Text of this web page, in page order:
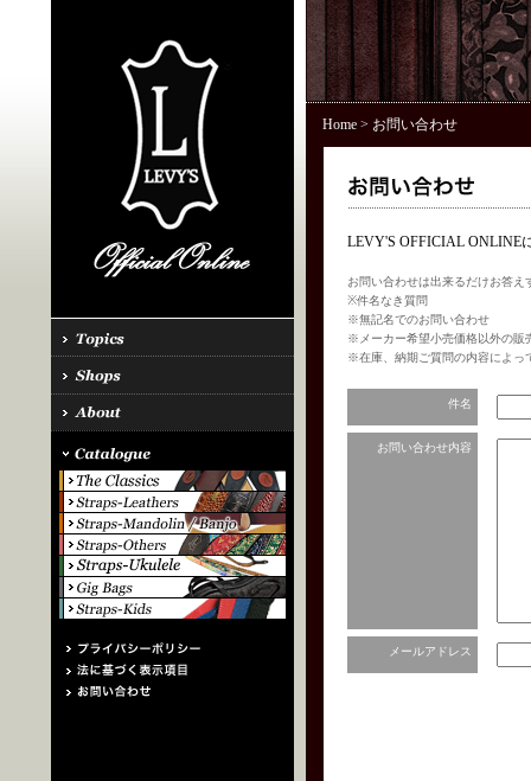
Home> お問い合わせ
LEVY'S OFFICIAL ONLINE
お問い合わせは出来るだけお答
※件名なき質問
※無記名でのお問い合わせ
※メーカー希望小売価格以外の販
※在庫、納期ご質問の内容によっ
件名
お問い合わせ内容
メールアドレス